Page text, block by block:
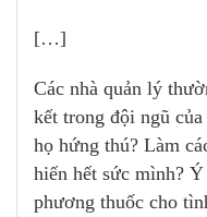
[…]
Các nhà quản lý
kết trong đội ngũ
họ hứng thú? Làm
hiến hết sức mình?
phương thuốc cho